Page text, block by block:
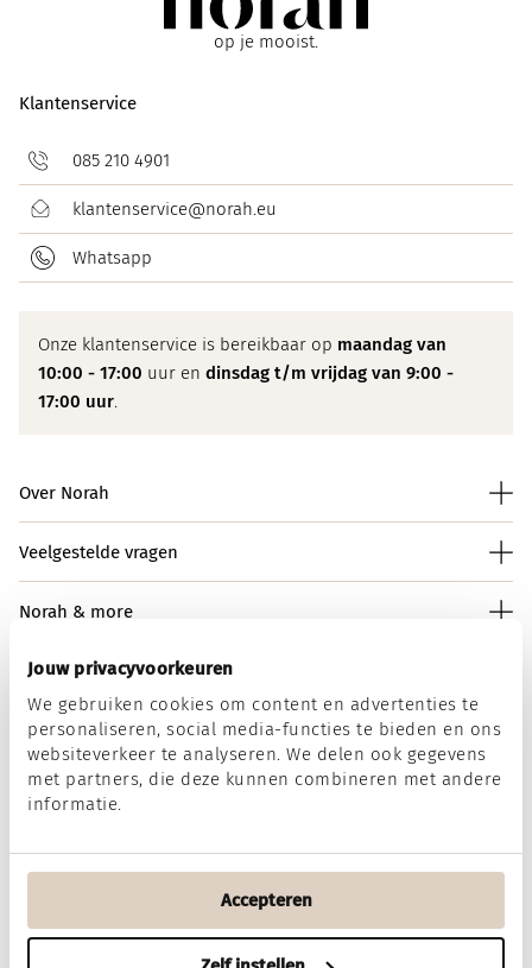
Jouw privacyvoorkeuren
We gebruiken cookies om content en advertenties te
personaliseren, social media-functies te bieden en ons
websiteverkeer te analyseren. We delen ook gegevens
met partners, die deze kunnen combineren met andere
informatie.
Accepteren
op je mooist.
Klantenservice
085 210 4901
klantenservice@norah.eu
Whatsapp
Onze klantenservice is bereikbaar op maandag van
10:00 - 17:00 uur en dinsdag t/m vrijdag van 9:00 -
17:00 uur.
Over Norah
Veelgestelde vragen
Norah & more
Norah op social media
DisclaimerPrivacy & Cookies